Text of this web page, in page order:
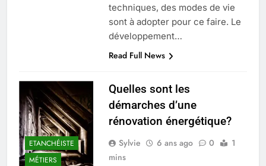
techniques, des modes de vie
sont à adopter pour ce faire. Le
développement…
Read Full News
ETANCHÉISTE
MÉTIERS
Quelles sont les
démarches d’une
rénovation énergétique?
Sylvie 6 ans ago 0
1
mins